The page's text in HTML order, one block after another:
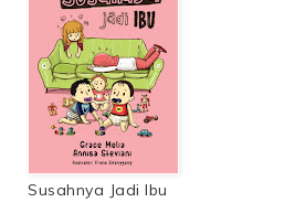
Susahnya Jadi Ibu